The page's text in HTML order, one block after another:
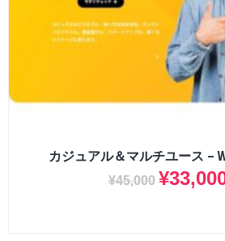
カジュアル＆マルチユース –
¥45,000 ¥